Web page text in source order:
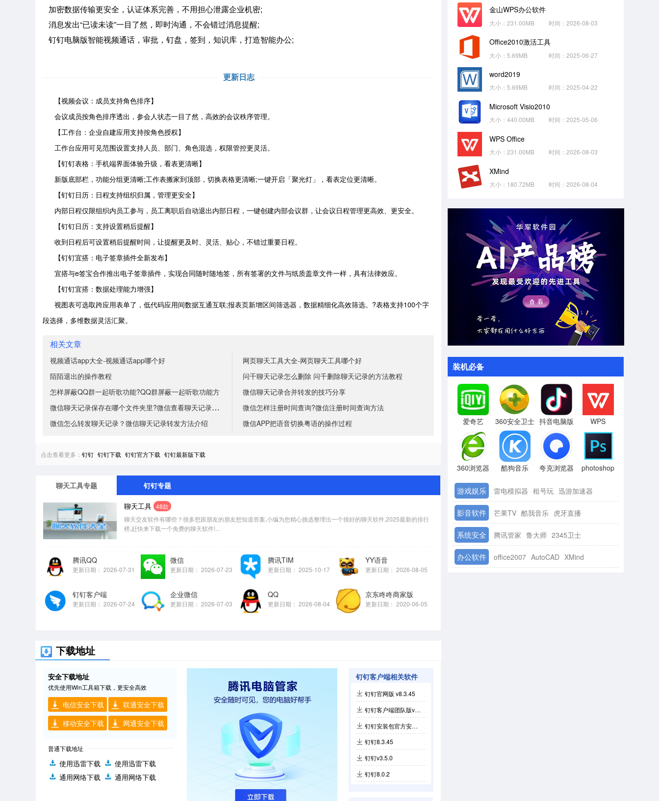
加密数据传输更安全，认证体系完善，不用担心泄露企业机密;
消息发出“已读未读”一目了然，即时沟通，不会错过消息提醒;
钉钉电脑版智能视频通话，审批，钉盘，签到，知识库，打造智能办公;
更新日志
【视频会议：成员支持角色排序】
会议成员按角色排序透出，参会人状态一目了然，高效的会议秩序管理。
【工作台：企业自建应用支持按角色授权】
工作台应用可见范围设置支持人员、部门、角色混选，权限管控更灵活。
【钉钉表格：手机端界面体验升级，看表更清晰】
新版底部栏，功能分组更清晰;工作表搬家到顶部，切换表格更清晰;一键开启「聚光灯」，看表定位更清晰。
【钉钉日历：日程支持组织归属，管理更安全】
内部日程仅限组织内员工参与，员工离职后自动退出内部日程，一键创建内部会议群，让会议日程管理更高效、更安全。
【钉钉日历：支持设置稍后提醒】
收到日程后可设置稍后提醒时间，让提醒更及时、灵活、贴心，不错过重要日程。
【钉钉宜搭：电子签章插件全新发布】
宜搭与e签宝合作推出电子签章插件，实现合同随时随地签，所有签署的文件与纸质盖章文件一样，具有法律效应。
【钉钉宜搭：数据处理能力增强】
视图表可选取跨应用表单了，低代码应用间数据互通互联;报表页新增区间筛选器，数据精细化高效筛选。?表格支持100个字
段选择，多维数据灵活汇聚。
相关文章
视频通话app大全-视频通话app哪个好
网页聊天工具大全-网页聊天工具哪个好
陌陌退出的操作教程
问千聊天记录怎么删除 问千删除聊天记录的方法教程
怎样屏蔽QQ群一起听歌功能?QQ群屏蔽一起听歌功能方
微信聊天记录合并转发的技巧分享
微信聊天记录保存在哪个文件夹里?微信查看聊天记录方法
微信怎样注册时间查询?微信注册时间查询方法
微信怎么转发聊天记录？微信聊天记录转发方法介绍
微信APP把语音切换粤语的操作过程
点击查看更多： 钉钉 钉钉下载 钉钉官方下载 钉钉最新版下载
聊天工具专题 钉钉专题
聊天工具 48款
聊天交友软件有哪些？很多想跟朋友的朋友想知道答案,小编为您精心挑选整理出一个很好的聊天软件,2025最新的排行
榜,赶快来下载一个免费的聊天软件!...
腾讯QQ
更新日期： 2026-07-31
微信
更新日期： 2026-07-23
腾讯TIM
更新日期： 2025-10-17
YY语音
更新日期： 2026-08-05
钉钉客户端
更新日期： 2026-07-24
企业微信
更新日期： 2026-07-03
QQ
更新日期： 2026-08-04
京东咚咚商家版
更新日期： 2020-06-05
下载地址
安全下载地址
优先使用Win工具箱下载，更安全高效
电信安全下载
联通安全下载
移动安全下载
网通安全下载
普通下载地址
使用迅雷下载
使用迅雷下载
通用网络下载
通用网络下载
钉钉客户端相关软件
钉钉官网版 v8.3.45
钉钉客户端团队版v8.3.45
钉钉安装包官方安装版
钉钉8.3.45
钉钉v3.5.0
钉钉8.0.2
金山WPS办公软件
大小：231.00MB 时间：2026-08-03
Office2010激活工具
大小：5.69MB 时间：2025-06-27
word2019
大小：5.69MB 时间：2025-04-22
Microsoft Visio2010
大小：440.00MB 时间：2025-05-06
WPS Office
大小：231.00MB 时间：2026-08-03
XMind
大小：180.72MB 时间：2026-08-04
装机必备
爱奇艺 360安全卫士 抖音电脑版 WPS
360浏览器 酷狗音乐 夸克浏览器 photoshop
游戏娱乐 雷电模拟器 租号玩 迅游加速器
影音软件 芒果TV 酷我音乐 虎牙直播
系统安全 腾讯管家 鲁大师 2345卫士
办公软件 office2007 AutoCAD XMind